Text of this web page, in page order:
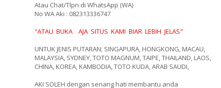
Atau Chat/Tlpn di WhatsApp (WA)
No WA Aki : 082313336747
"ATAU BUKA AJA SITUS KAMI BIAR LEBIH JELAS"
UNTUK JENIS PUTARAN; SINGAPURA, HONGKONG, MACAU,
MALAYSIA, SYDNEY, TOTO MAGNUM, TAIPE, THAILAND, LAOS,
CHINA, KOREA, KAMBODIA, TOTO KUDA, ARAB SAUDI,
AKI SOLEH dengan senang hati membantu anda